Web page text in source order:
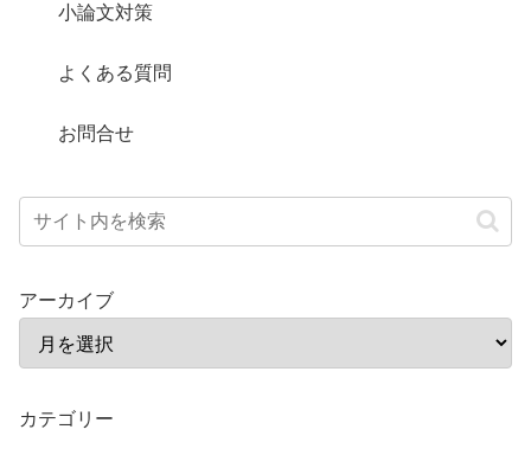
小論文対策
よくある質問
お問合せ
アーカイブ
カテゴリー